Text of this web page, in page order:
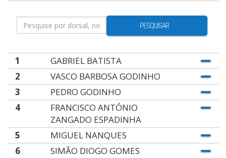
PESQUISAR
1
GABRIEL BATISTA
2
VASCO BARBOSA GODINHO
3
PEDRO GODINHO
4
FRANCISCO ANTÓNIO
ZANGADO ESPADINHA
5
MIGUEL NANQUES
6
SIMÃO DIOGO GOMES